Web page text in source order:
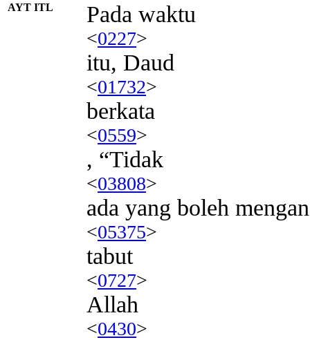
AYT ITL Pada waktu
<0227>
itu, Daud
<01732>
berkata
<0559>
, “Tidak
<03808>
ada yang boleh
<05375>
tabut
<0727>
Allah
<0430>